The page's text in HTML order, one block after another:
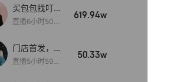
买包包找叮
当,一折购！
直播6小时50分
619.94w
门店首发，秋
款大上新！！
直播5小时59分
50.33w